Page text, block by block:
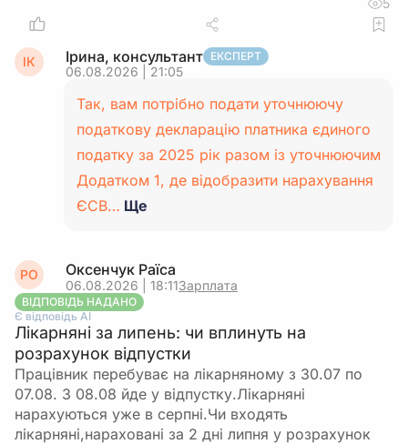
5
ІК Ірина, консультант ЕКСПЕРТ
06.08.2026 | 21:05
Так, вам потрібно подати уточнюючу
податкову декларацію платника єдиного
податку за 2025 рік разом із уточнюючим
Додатком 1, де відобразити нарахування
ЄСВ… Ще
РО Оксенчук Раїса
06.08.2026 | 18:11Зарплата
ВІДПОВІДЬ НАДАНО
Є відповідь АІ
Лікарняні за липень: чи вплинуть на
розрахунок відпустки
Працівник перебуває на лікарняному з 30.07 по
07.08. З 08.08 йде у відпустку.Лікарняні
нарахуються уже в серпні.Чи входять
лікарняні,нараховані за 2 дні липня у розрахунок